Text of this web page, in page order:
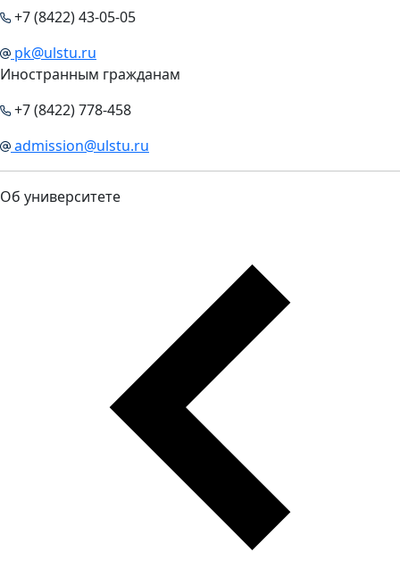
+7 (8422) 43-05-05
pk@ulstu.ru
Иностранным гражданам
+7 (8422) 778-458
admission@ulstu.ru
Об университете